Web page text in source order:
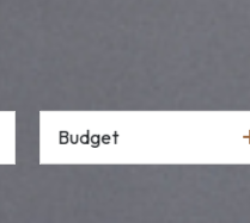
Budget